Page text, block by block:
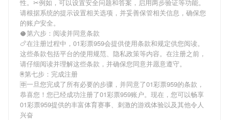
性。✂例如，可以设置安全问题和答案，启用两步验证等功能。
请根据系统的提示设置相关选项，并妥善保管相关信息，确保您
的账户安全。
🥥第六步：阅读并同意条款
🍗在注册过程中， 01彩票959会提供使用条款和规定供您阅读。
这些条款包括平台的使用规范、隐私政策等内容。在注册之前，
请仔细阅读并理解这些条款，并确保您同意并愿意遵守。
🖲第七步：完成注册
🈸一旦您完成了所有必要的步骤，并同意了01彩票959的条款，
恭喜您！您已经成功注册了01彩票959账户。现在，您可以畅享
01彩票959提供的丰富体育赛事、刺激的游戏体验以及其他令人
兴奋